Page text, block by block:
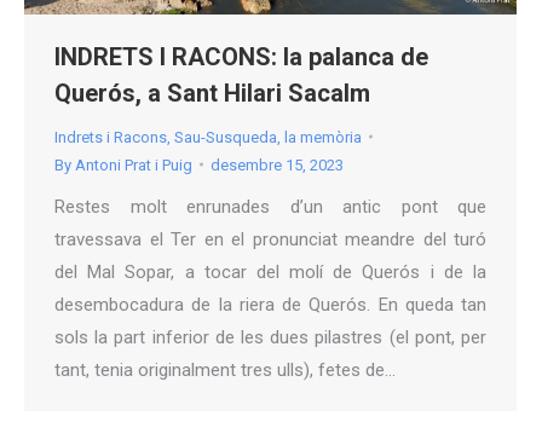
INDRETS I RACONS: la palanca de
Querós, a Sant Hilari Sacalm
Indrets i Racons Sau-Susqueda, la memòria
By Antoni Prat i Puig desembre 15, 2023
Restes molt enrunades d’un antic pont que
travessava el Ter en el pronunciat meandre del turó
del Mal Sopar, a tocar del molí de Querós i de la
desembocadura de la riera de Querós. En queda tan
sols la part inferior de les dues pilastres (el pont, per
tant, tenia originalment tres ulls), fetes de…